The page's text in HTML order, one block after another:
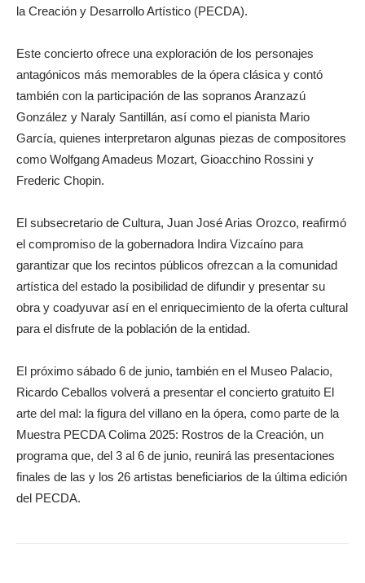
la Creación y Desarrollo Artístico (PECDA).
Este concierto ofrece una exploración de los personajes
antagónicos más memorables de la ópera clásica y contó
también con la participación de las sopranos Aranzazú
González y Naraly Santillán, así como el pianista Mario
García, quienes interpretaron algunas piezas de compositores
como Wolfgang Amadeus Mozart, Gioacchino Rossini y
Frederic Chopin.
El subsecretario de Cultura, Juan José Arias Orozco, reafirmó
el compromiso de la gobernadora Indira Vizcaíno para
garantizar que los recintos públicos ofrezcan a la comunidad
artística del estado la posibilidad de difundir y presentar su
obra y coadyuvar así en el enriquecimiento de la oferta cultural
para el disfrute de la población de la entidad.
El próximo sábado 6 de junio, también en el Museo Palacio,
Ricardo Ceballos volverá a presentar el concierto gratuito El
arte del mal: la figura del villano en la ópera, como parte de la
Muestra PECDA Colima 2025: Rostros de la Creación, un
programa que, del 3 al 6 de junio, reunirá las presentaciones
finales de las y los 26 artistas beneficiarios de la última edición
del PECDA.